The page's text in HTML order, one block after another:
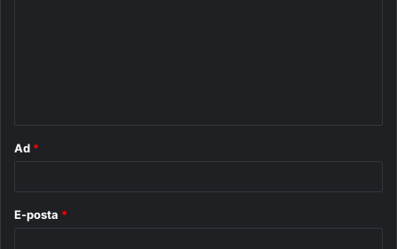
Ad *
E-posta *